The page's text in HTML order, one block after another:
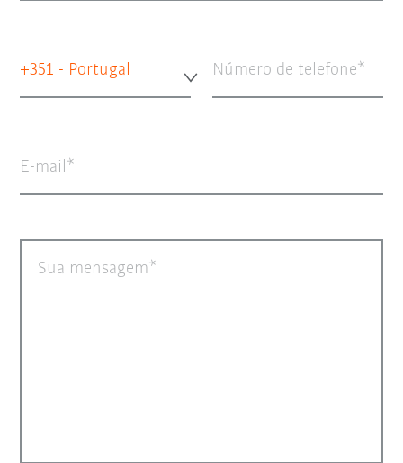
+351 - Portugal Número de telefone
E-mail
Sua mensagem